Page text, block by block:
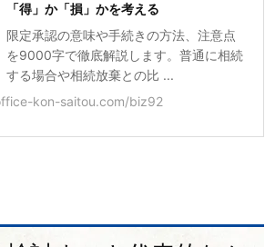
「得」か「損」かを考える
限定承認の意味や手続きの方法、注意点
を9000字で徹底解説します。普通に相続
する場合や相続放棄との比 ...
kon-saitou.com/biz92